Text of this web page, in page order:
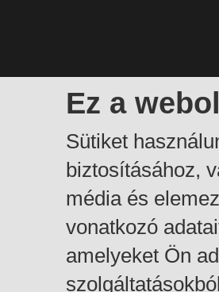
Ez a
Sütiket
biztosításához,
média és
vonatkozó
amelyeket Ön